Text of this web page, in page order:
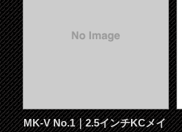
MK-V No.1｜2.5インチKCメイ